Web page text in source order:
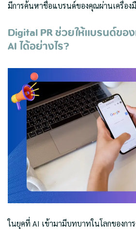
มีการค้นหาชื่อแบรนด์ของคุณผ่านเครื่อ
Digital PR ช่วยให้แบรนด์ขอ
AI ได้อย่างไร?
ในยุคที่ AI เข้ามามีบทบาทในโลกของกา